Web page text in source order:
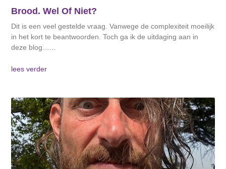
Brood. Wel Of Niet?
Dit is een veel gestelde vraag. Vanwege de complexiteit moeilijk
in het kort te beantwoorden. Toch ga ik de uitdaging aan in
deze blog…
lees verder